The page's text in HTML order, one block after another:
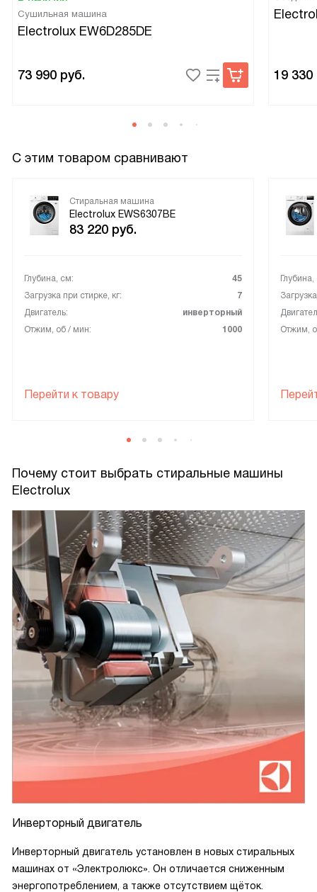
Сушильная машина
Electrolux EW6D285DE
73 990 руб. 19 330
С этим товаром сравнивают
Стиральная машина
Electrolux EWS6307BE
83 220 руб.
Глубина, см:
45
Загрузка при стирке, кг:
7
Двигатель:
инверторный
Отжим, об / мин:
1000
Перейти к товару
Отжим,
Почему стоит выбрать стиральные машины
Electrolux
Инверторный двигатель
Инверторный двигатель установлен в новых стиральных
машинах от «Электролюкс». Он отличается сниженным
энергопотреблением, а также отсутствием щёток.